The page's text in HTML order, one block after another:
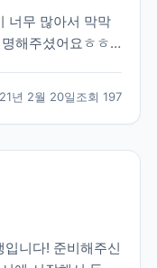
너무 많아서 막막
해주셨어요ㅎㅎ
년 2월 20일조회 197
니다! 준비해주신